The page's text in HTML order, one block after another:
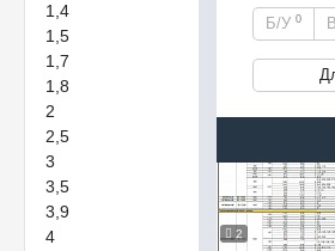
1,4
1,5
1,7
1,8
2
2,5
3
3,5
3,9
4
Б/У 0
2